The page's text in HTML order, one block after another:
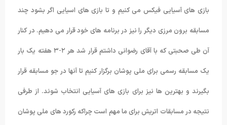
بازی های آسیایی فیکس می کنیم و تا بازی های اسیایی اگر بشود چند
مسابقه برون مرزی دیگر را نیز در برنامه های خود قرار می دهیم. در کنار
آن طی صحبتی که با آقای رضوانی داشتم قرار شد هر ۲-۳ هفته یک بار
یک مسابقه رسمی برای ملی پوشان برگزار کنیم تا آنها در جو مسابقه قرار
بگیرند و بهترین ها نیز برای بازی های آسیایی انتخاب شوند. از طرفی
نتیجه در مسابقات اتریش برای ما مهم است چراکه رکورد های ملی پوشان